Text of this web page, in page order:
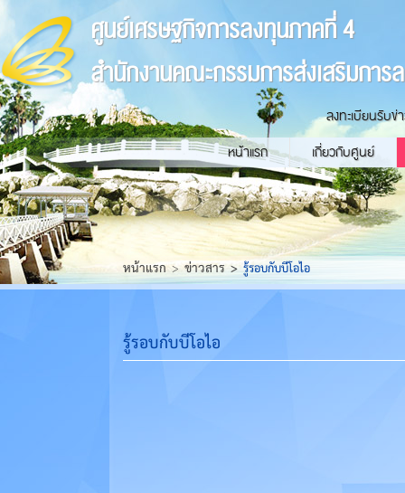
ศูนย์เศรษฐกิจการลงทุนภาคที่ 4
สำนักงานคณะกรรมการส่งเสริมการ
ลงทะเบียนรับข่
หน้าแรก
เกี่ยวกับศูนย์
หน้าแรก ข่าวสาร รู้รอบกับบีโอไอ
รู้รอบกับบีโอไอ